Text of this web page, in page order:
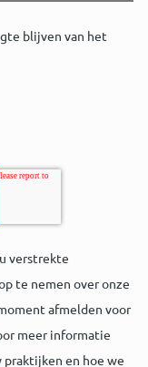
blijven van het
verstrekte
te nemen over onze
afmelden voor
meer informatie
praktijken en hoe we